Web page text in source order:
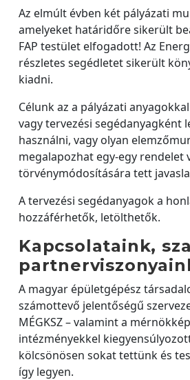
Az elmúlt évben két pályázati
amelyeket határidőre sikerült
FAP testület elfogadott! Az
részletes segédletet sikerült
kiadni.
Célunk az a pályázati
vagy tervezési segédanyagként
használni, vagy olyan
megalapozhat egy-egy rendelet
törvénymódosítására tett
A tervezési segédanyagok a
hozzáférhetők, letölthetők.
Kapcsolataink,
A magyar épületgépész
számottevő jelentőségű
MÉGKSZ – valamint a
intézményekkel
kölcsönösen sokat tettünk és
így legyen.